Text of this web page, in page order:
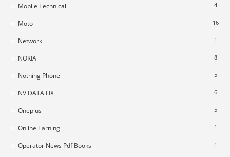
Mobile Technical 4
Moto 16
Network 1
NOKIA 8
Nothing Phone 5
NV DATA FIX 6
Oneplus 5
Online Earning 1
Operator News Pdf Books 1